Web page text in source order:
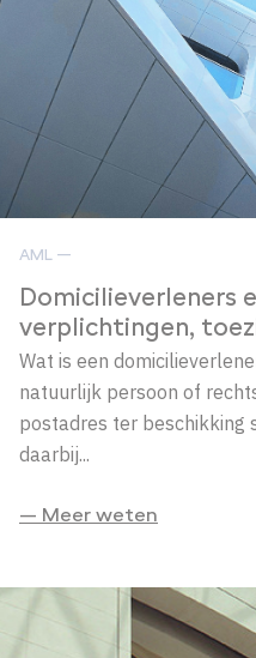
AML —
Domicilieverleners
verplichtingen,
Wat is een
natuurlijk persoon of
postadres ter beschikking
daarbij...
— Meer weten